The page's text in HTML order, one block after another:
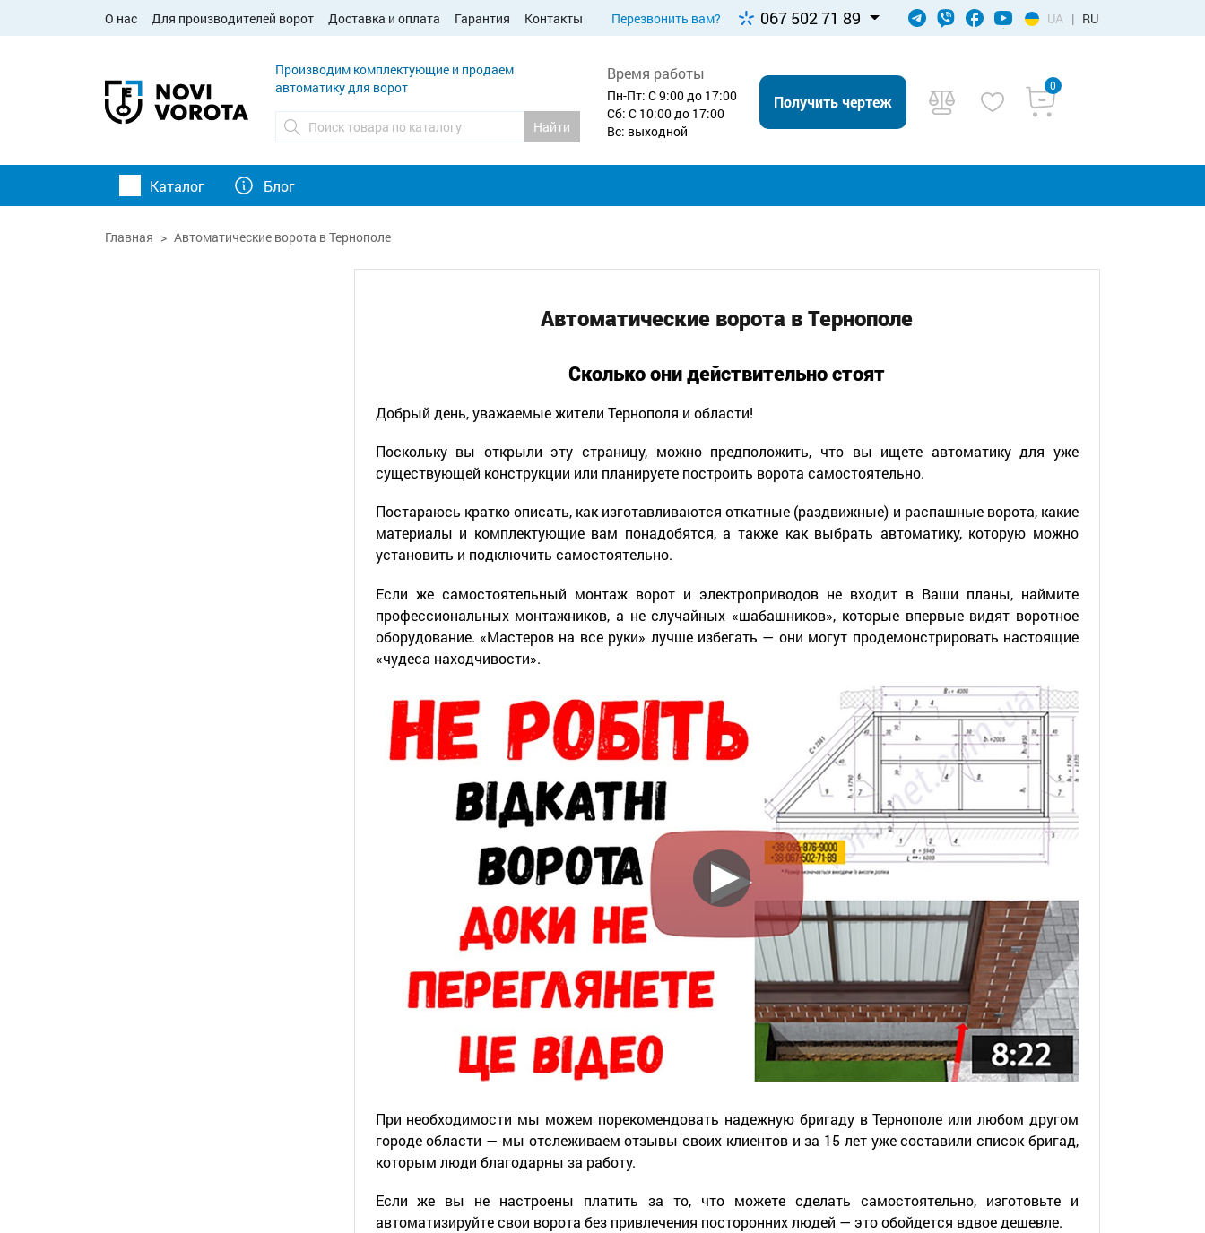
О нас Для производителей ворот Доставка и оплата Гарантия Контакты Перезвонить вам? 067 502 71 89 UA | RU
Производим комплектующие и продаем
автоматику для ворот
Найти
Время работы
Пн-Пт: С 9:00 до 17:00
Сб: С 10:00 до 17:00
Вс: выходной
Получить чертеж
0
Каталог Блог
Главная Автоматические ворота в Тернополе
Автоматические ворота в Тернополе
Сколько они действительно стоят
Добрый день, уважаемые жители Тернополя и области!
Поскольку вы открыли эту страницу, можно предположить, что вы ищете автоматику для уже
существующей конструкции или планируете построить ворота самостоятельно.
Постараюсь кратко описать, как изготавливаются откатные (раздвижные) и распашные ворота, какие
материалы и комплектующие вам понадобятся, а также как выбрать автоматику, которую можно
установить и подключить самостоятельно.
Если же самостоятельный монтаж ворот и электроприводов не входит в Ваши планы, наймите
профессиональных монтажников, а не случайных «шабашников», которые впервые видят воротное
оборудование. «Мастеров на все руки» лучше избегать — они могут продемонстрировать настоящие
«чудеса находчивости».
При необходимости мы можем порекомендовать надежную бригаду в Тернополе или любом другом
городе области — мы отслеживаем отзывы своих клиентов и за 15 лет уже составили список бригад,
которым люди благодарны за работу.
Если же вы не настроены платить за то, что можете сделать самостоятельно, изготовьте и
автоматизируйте свои ворота без привлечения посторонних людей — это обойдется вдвое дешевле.